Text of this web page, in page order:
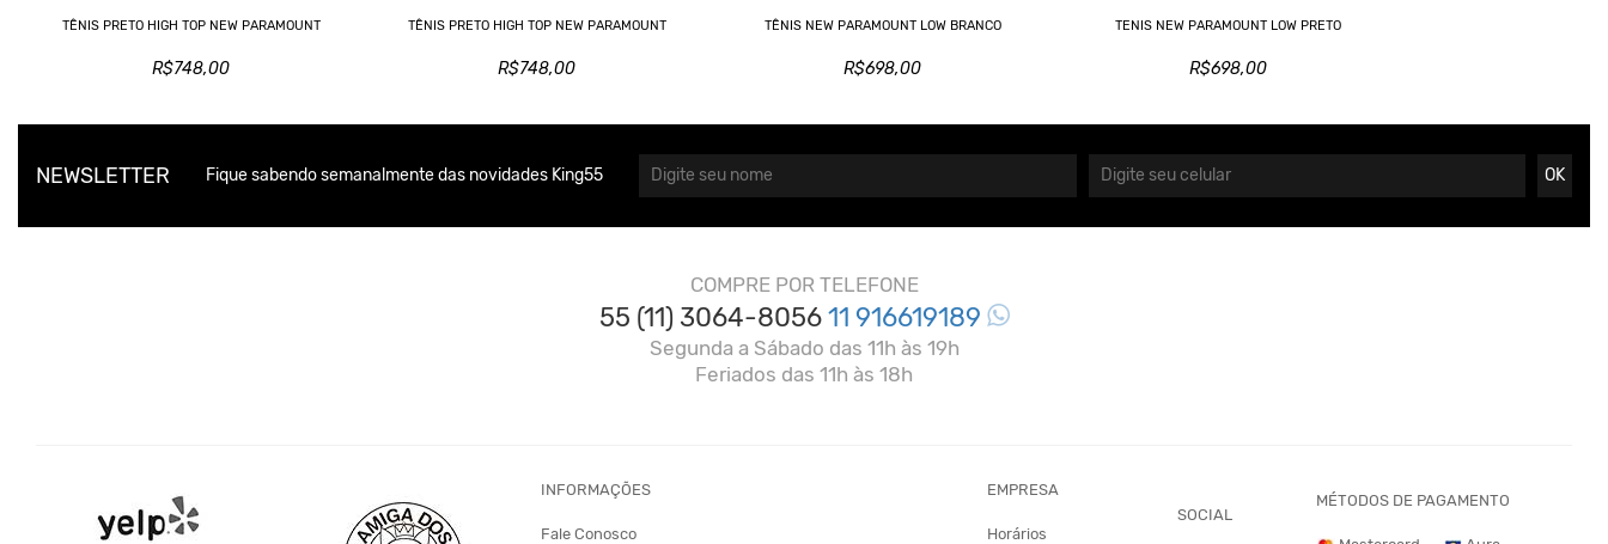
TÊNIS PRETO HIGH TOP NEW PARAMOUNT
R$748,00
TÊNIS PRETO HIGH TOP NEW PARAMOUNT
R$748,00
TÊNIS NEW PARAMOUNT LOW BRANCO
R$698,00
TENIS NEW PARAMOUNT LOW PRETO
R$698,00
NEWSLETTER Fique sabendo semanalmente das novidades King55 OK
COMPRE POR TELEFONE
55 (11) 3064-805611 916619189
Segunda a Sábado das 11h às 19h
Feriados das 11h às 18h
INFORMAÇÕES
Fale Conosco
EMPRESA
Horários
SOCIAL
MÉTODOS DE PAGAMENTO